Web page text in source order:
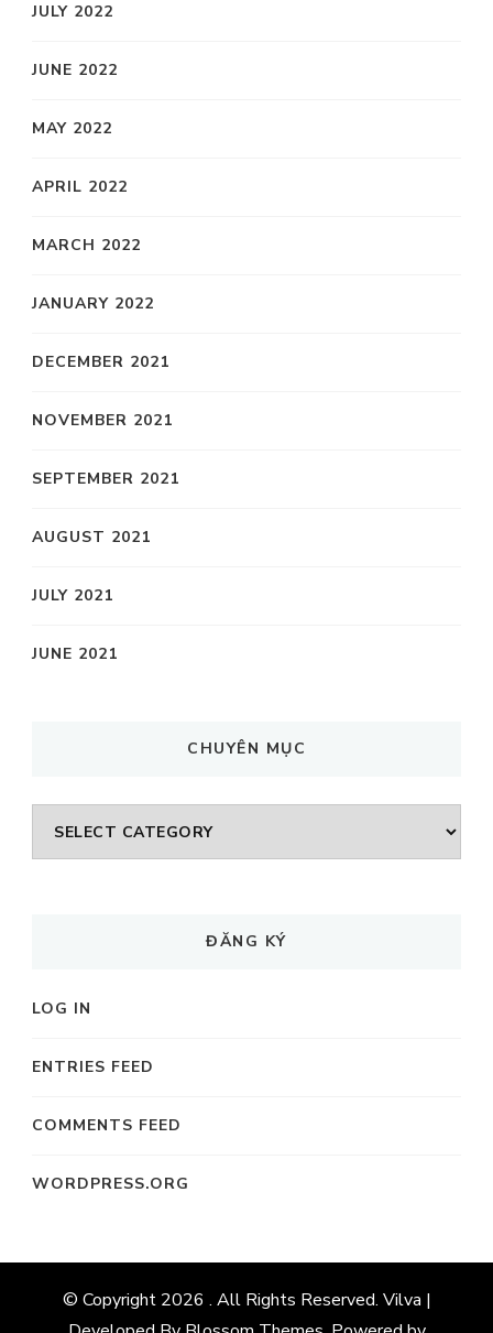
JULY 2022
JUNE 2022
MAY 2022
APRIL 2022
MARCH 2022
JANUARY 2022
DECEMBER 2021
NOVEMBER 2021
SEPTEMBER 2021
AUGUST 2021
JULY 2021
JUNE 2021
CHUYÊN MỤC
CHUYÊN
MỤC
ĐĂNG KÝ
LOG IN
ENTRIES FEED
COMMENTS FEED
WORDPRESS.ORG
© Copyright 2026 . All Rights Reserved. Vilva |